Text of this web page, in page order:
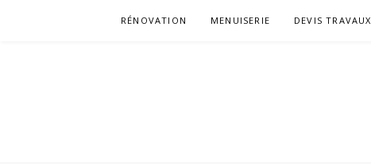
RÉNOVATION MENUISERIE DEVIS TRAVAUX